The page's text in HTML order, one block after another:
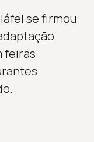
se firmou
feiras